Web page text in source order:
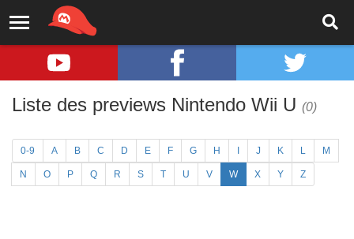
Liste des previews Nintendo Wii U (0)
0-9 A B C D E F G H J K L M
N O P Q R S T U V W X Y Z